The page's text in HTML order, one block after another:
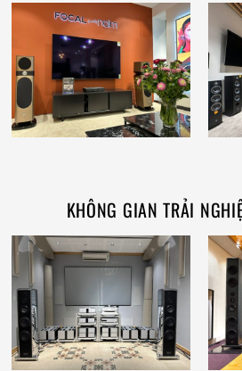
KHÔNG GIAN TRẢI